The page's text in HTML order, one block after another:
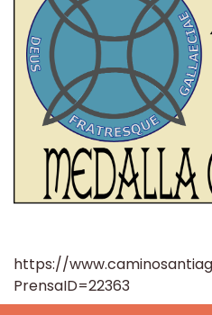
https://
PrensaID=22363